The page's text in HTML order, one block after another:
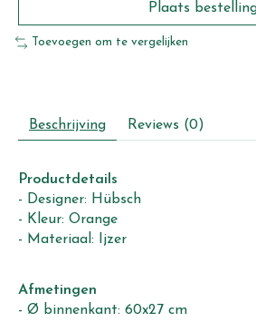
Plaats
Toevoegen om te vergelijken
Beschrijving Reviews (0)
Productdetails
- Designer: Hübsch
- Kleur: Orange
- Materiaal: Ijzer
Afmetingen
- Ø binnenkant: 60x27 cm